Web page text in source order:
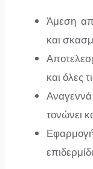
Άμεση
και
και όλες
τονώνει